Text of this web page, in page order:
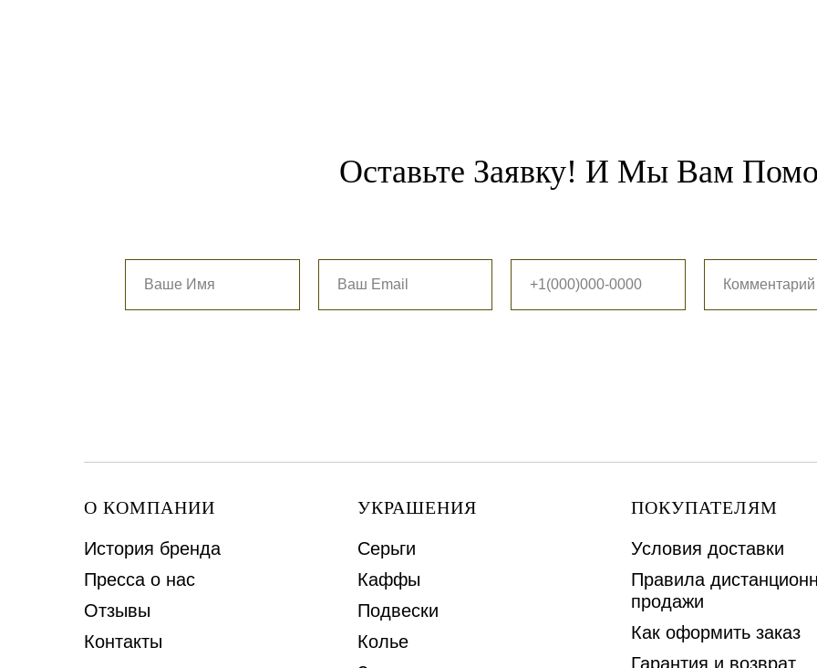
Оставьте Заявку! И Мы Вам
О КОМПАНИИ
История бренда
Пресса о нас
Отзывы
Контакты
УКРАШЕНИЯ
Серьги
Каффы
Подвески
Колье
ПОКУПАТЕЛЯМ
Условия доставки
Правила
продажи
Как оформить заказ
Гарантия и возврат